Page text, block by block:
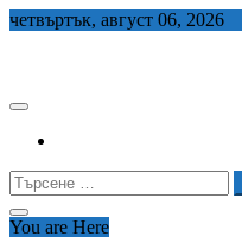
Skip
четвъртък, август 06, 2026
Търсене
за:
You are Here